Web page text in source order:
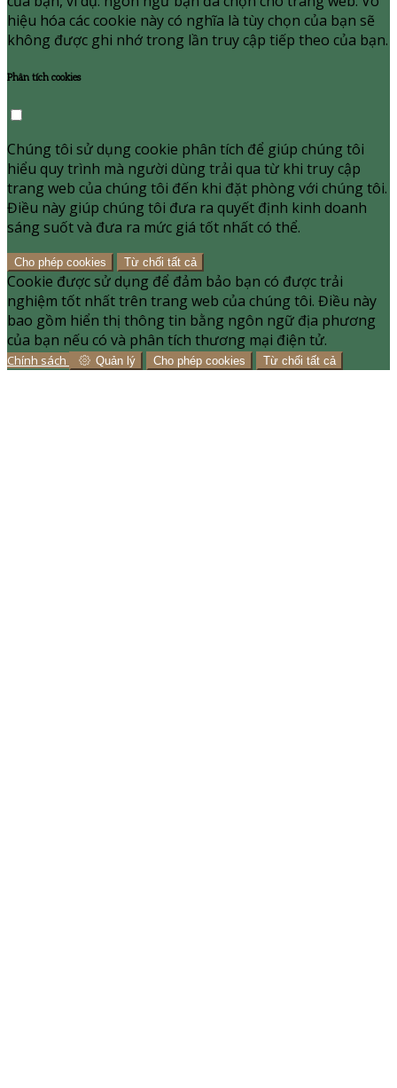
hiệu hóa các cookie này có nghĩa là tùy chọn của bạn sẽ
không được ghi nhớ trong lần truy cập tiếp theo của bạn.
Phân tích cookies
Chúng tôi sử dụng cookie phân tích để giúp chúng tôi
hiểu quy trình mà người dùng trải qua từ khi truy cập
trang web của chúng tôi đến khi đặt phòng với chúng tôi.
Điều này giúp chúng tôi đưa ra quyết định kinh doanh
sáng suốt và đưa ra mức giá tốt nhất có thể.
Cho phép cookies Từ chối tất cả
Cookie được sử dụng để đảm bảo bạn có được trải
nghiệm tốt nhất trên trang web của chúng tôi. Điều này
bao gồm hiển thị thông tin bằng ngôn ngữ địa phương
của bạn nếu có và phân tích thương mại điện tử.
Chính sách Quản lý Cho phép cookies Từ chối tất cả